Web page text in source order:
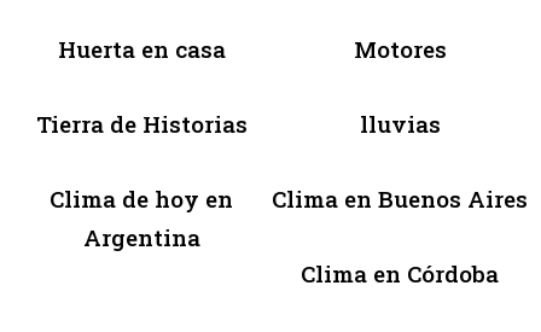
Huerta en casa Motores
Tierra de Historias lluvias
Clima de hoy en
Argentina
Clima en Buenos Aires
Clima en Córdoba